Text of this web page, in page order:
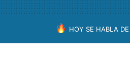
HOY SE HABLA DE